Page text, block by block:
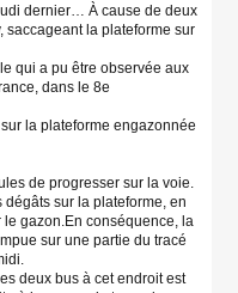
dernier… À cause de deux
saccageant la plateforme sur
qui a pu être observée aux
dans le 8e
la plateforme engazonnée
de progresser sur la voie.
dégâts sur la plateforme, en
gazon.En conséquence, la
sur une partie du tracé
deux bus à cet endroit est